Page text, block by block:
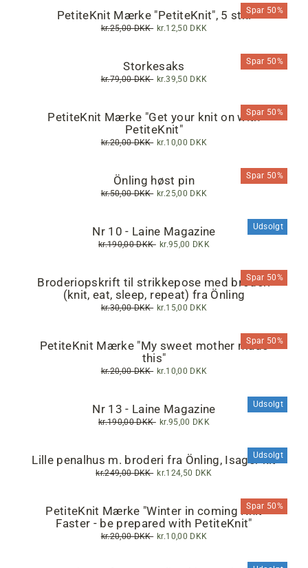
Spar 50%
PetiteKnit Mærke "PetiteKnit", 5 stk.
Normalpris
kr.25,00 DKK Tilbudspris
kr.12,50 DKK
Spar 50%
Storkesaks
Normalpris
kr.79,00 DKK Tilbudspris
kr.39,50 DKK
Spar 50%
PetiteKnit Mærke "Get your knit on with
PetiteKnit"
Normalpris
kr.20,00 DKK Tilbudspris
kr.10,00 DKK
Spar 50%
Önling høst pin
Normalpris
kr.50,00 DKK Tilbudspris
kr.25,00 DKK
Udsolgt
Nr 10 - Laine Magazine
Normalpris
kr.190,00 DKK Tilbudspris
kr.95,00 DKK
Spar 50%
Broderiopskrift til strikkepose med broderi
(knit, eat, sleep, repeat) fra Önling
Normalpris
kr.30,00 DKK Tilbudspris
kr.15,00 DKK
Spar 50%
PetiteKnit Mærke "My sweet mother made
this"
Normalpris
kr.20,00 DKK Tilbudspris
kr.10,00 DKK
Udsolgt
Nr 13 - Laine Magazine
Normalpris
kr.190,00 DKK Tilbudspris
kr.95,00 DKK
Udsolgt
Lille penalhus m. broderi fra Önling, Isager kit
Normalpris
kr.249,00 DKK Tilbudspris
kr.124,50 DKK
Spar 50%
PetiteKnit Mærke "Winter in coming Knit
Faster - be prepared with PetiteKnit"
Normalpris
kr.20,00 DKK Tilbudspris
kr.10,00 DKK